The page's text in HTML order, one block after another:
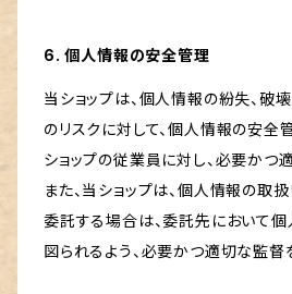
6. 個人情報の安全管理
当ショップは、個人情報の紛失、破
のリスクに対して、個人情報の安全
ショップの従業員に対し、必要かつ
また、当ショップは、個人情報の取
委託する場合は、委託先において
図られるよう、必要かつ適切な監督